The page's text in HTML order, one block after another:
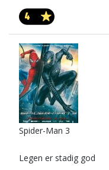
4
Spider-Man 3
Legen er stadig god